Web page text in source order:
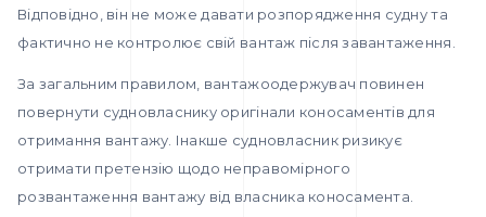
Відповідно, він не може давати розпорядження судну та
фактично не контролює свій вантаж після завантаження.
За загальним правилом, вантажоодержувач повинен
повернути судновласнику оригінали коносаментів для
отримання вантажу. Інакше судновласник ризикує
отримати претензію щодо неправомірного
розвантаження вантажу від власника коносамента.